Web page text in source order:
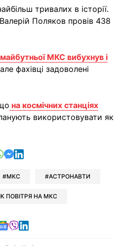
тривалих в історії.
Поляков провів 438
МКС вибухнув і
фахівці задоволені
на космічних станціях
використовувати як
у Telegram
у Facebook
у Xу Viber
відправити у Whatsapp
відправити у Messenger
відправити у LinkedIn
МКС АСТРОНАВТИ
ПОВІТРЯ НА МКС
у Telegram
у Facebook
у X
Читайте у Google news
Читайте у Viber
Читайте у LinkedIn